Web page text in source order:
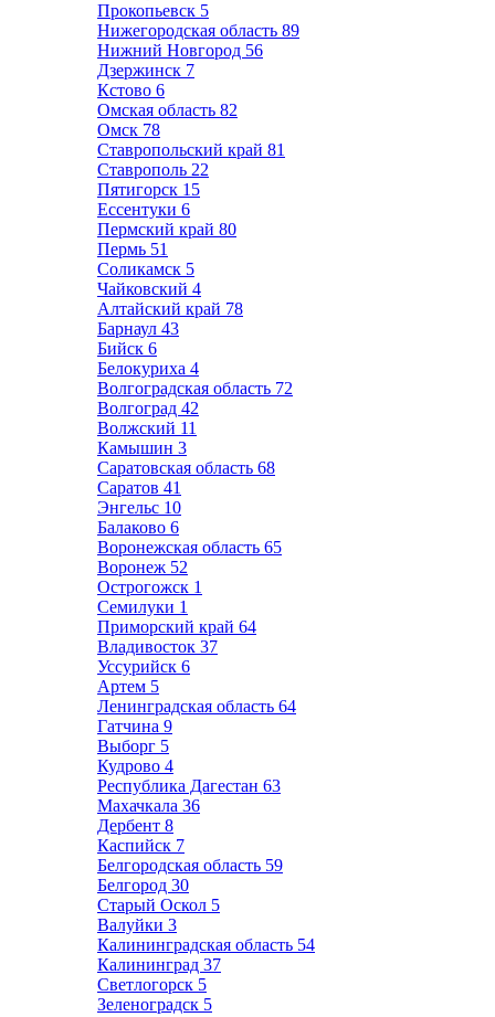
Прокопьевск 5
Нижегородская область 89
Нижний Новгород 56
Дзержинск 7
Кстово 6
Омская область 82
Омск 78
Ставропольский край 81
Ставрополь 22
Пятигорск 15
Ессентуки 6
Пермский край 80
Пермь 51
Соликамск 5
Чайковский 4
Алтайский край 78
Барнаул 43
Бийск 6
Белокуриха 4
Волгоградская область 72
Волгоград 42
Волжский 11
Камышин 3
Саратовская область 68
Саратов 41
Энгельс 10
Балаково 6
Воронежская область 65
Воронеж 52
Острогожск 1
Семилуки 1
Приморский край 64
Владивосток 37
Уссурийск 6
Артем 5
Ленинградская область 64
Гатчина 9
Выборг 5
Кудрово 4
Республика Дагестан 63
Махачкала 36
Дербент 8
Каспийск 7
Белгородская область 59
Белгород 30
Старый Оскол 5
Валуйки 3
Калининградская область 54
Калининград 37
Светлогорск 5
Зеленоградск 5